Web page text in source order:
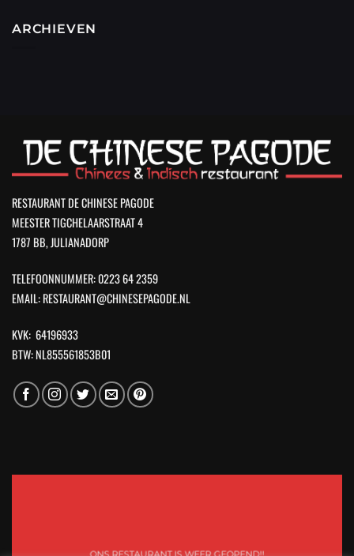
ARCHIEVEN
RESTAURANT DE CHINESE PAGODE
MEESTER TIGCHELAARSTRAAT 4
1787 BB, JULIANADORP
TELEFOONNUMMER: 0223 64 2359
EMAIL: RESTAURANT@CHINESEPAGODE.NL
KVK: 64196933
BTW: NL855561853B01
ONS RESTAURANT IS WEER GEOPEND!!